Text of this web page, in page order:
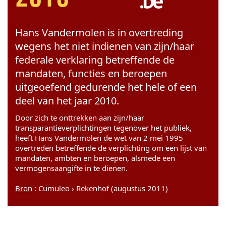
Hans Vandermolen is in overtreding
wegens het niet indienen van zijn/haar
federale verklaring betreffende de
mandaten, functies en beroepen
uitgeoefend gedurende het hele of een
deel van het jaar 2010.
Door zich te onttrekken aan zijn/haar
transparantieverplichtingen tegenover het publiek,
heeft Hans Vandermolen de wet van 2 mei 1995
overtreden betreffende de verplichting om een lijst van
mandaten, ambten en beroepen, alsmede een
vermogensaangifte in te dienen.
Bron : Cumuleo › Rekenhof (augustus 2011)